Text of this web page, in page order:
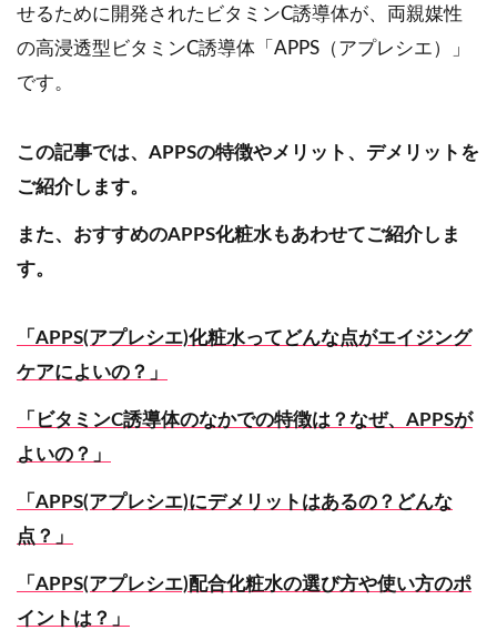
せるために開発されたビタミンC誘導体が、両親媒性
の高浸透型ビタミンC誘導体「APPS（アプレシエ）」
です。
この記事では、APPSの特徴やメリット、デメリットを
ご紹介します。
また、おすすめのAPPS化粧水もあわせてご紹介しま
す。
「APPS(アプレシエ)化粧水ってどんな点がエイジング
ケアによいの？」
「ビタミンC誘導体のなかでの特徴は？なぜ、APPSが
よいの？」
「APPS(アプレシエ)にデメリットはあるの？どんな
点？」
「APPS(アプレシエ)配合化粧水の選び方や使い方のポ
イントは？」